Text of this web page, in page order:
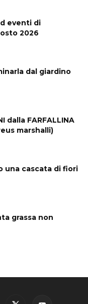
eventi di
2026
dal giardino
dalla FARFALLINA
marshalli)
una cascata di fiori
grassa non